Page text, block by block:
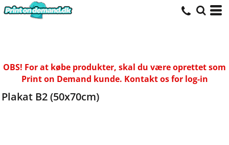
OBS! For at købe produkter, skal du være oprettet som
Print on Demand kunde. Kontakt os for log-in
Plakat B2 (50x70cm)